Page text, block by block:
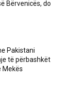
Bërvenicës, do
Pakistani
të përbashkët
Mekës